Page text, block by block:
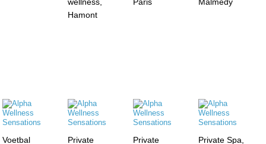
Hamont
Voetbal
Private
Private
Private Spa,